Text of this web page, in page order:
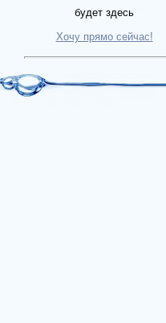
будет здесь
Хочу прямо сейчас!